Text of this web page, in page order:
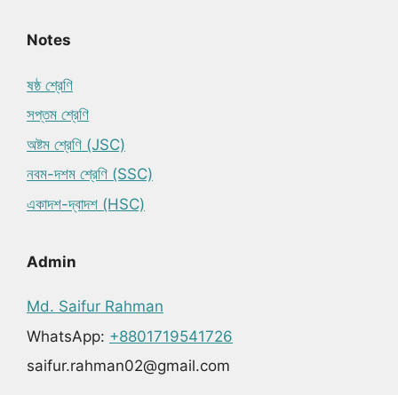
Notes
ষষ্ঠ শ্রেণি
সপ্তম শ্রেণি
অষ্টম শ্রেণি (JSC)
নবম-দশম শ্রেণি (SSC)
একাদশ-দ্বাদশ (HSC)
Admin
Md. Saifur Rahman
WhatsApp: +8801719541726
saifur.rahman02@gmail.com